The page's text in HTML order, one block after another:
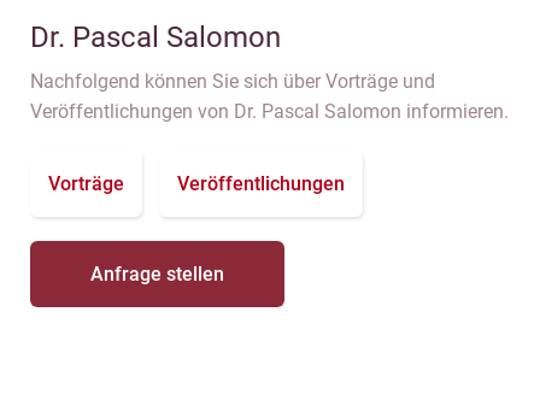
Dr. Pascal Salomon
Nachfolgend können Sie sich über Vorträge und
Veröffentlichungen von Dr. Pascal Salomon informieren.
Vorträge Veröffentlichungen
Anfrage stellen